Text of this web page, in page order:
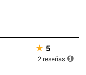
★ 5
2 reseñas